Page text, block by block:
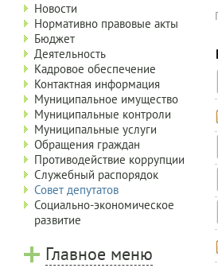
Новости
Нормативно правовые акты
Бюджет
Деятельность
Кадровое обеспечение
Контактная информация
Муниципальное имущество
Муниципальные контроли
Муниципальные услуги
Обращения граждан
Противодействие коррупции
Служебный распорядок
Совет депутатов
Социально-экономическое
развитие
Главное меню